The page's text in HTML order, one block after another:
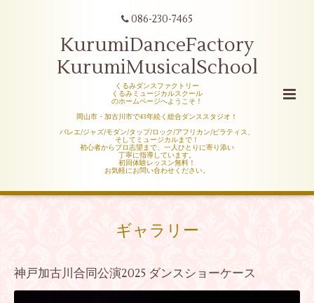
086-230-7465
KurumiDanceFactory
KurumiMusicalSchool
くるみダンスファクトリー
くるみミュージカルスクール
のホームページへようこそ！
岡山市・加古川市で43年続く総合ダンススタジオ！
バレエ/ジャズ/モダン/タップ/ロック/アフリカン/ピラティス、
そしてミュージカルまで！
初心者からプロ志望まで、一人ひとりに寄り添い
丁寧に指導しています。
初回体験レッスン無料！
お気軽にお問い合わせください。
ギャラリー
神戸加古川合同公演2025 ダンスショーケース